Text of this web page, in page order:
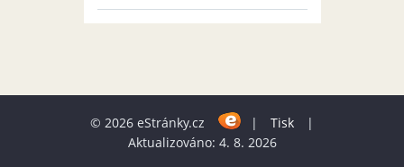
© 2026 eStránky.cz | Tisk
|
Aktualizováno: 4. 8. 2026